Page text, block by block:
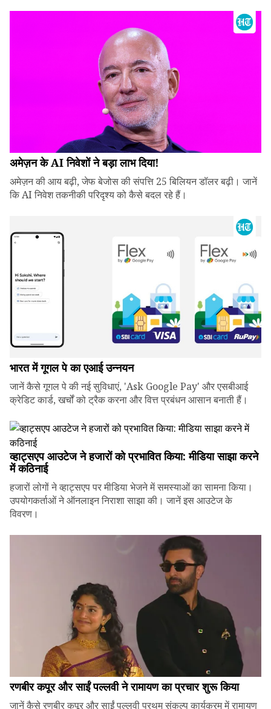
अमेज़न के AI निवेशों ने बड़ा लाभ दिया!
अमेज़न की आय बढ़ी, जेफ बेजोस की संपत्ति 25 बिलियन डॉलर बढ़ी। जानें
कि AI निवेश तकनीकी परिदृश्य को कैसे बदल रहे हैं।
भारत में गूगल पे का एआई उन्नयन
जानें कैसे गूगल पे की नई सुविधाएं, 'Ask Google Pay' और एसबीआई
क्रेडिट कार्ड, खर्चों को ट्रैक करना और वित्त प्रबंधन आसान बनाती हैं।
व्हाट्सएप आउटेज ने हजारों को प्रभावित किया: मीडिया साझा करने
में कठिनाई
हजारों लोगों ने व्हाट्सएप पर मीडिया भेजने में समस्याओं का सामना किया।
उपयोगकर्ताओं ने ऑनलाइन निराशा साझा की। जानें इस आउटेज के
विवरण।
रणबीर कपूर और साईं पल्लवी ने रामायण का प्रचार शुरू किया
जानें कैसे रणबीर कपूर और साईं पल्लवी प्रथम् संकल्प कार्यक्रम में रामायण